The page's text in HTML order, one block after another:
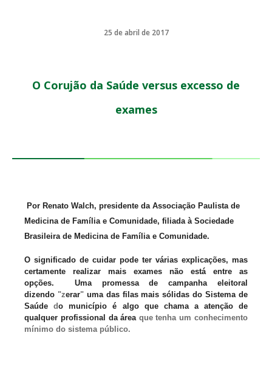
25 de abril de 2017
O Corujão da Saúde versus excesso de
exames
Por Renato Walch, presidente da Associação Paulista de
Medicina de Família e Comunidade, filiada à Sociedade
Brasileira de Medicina de Família e Comunidade.
O significado de cuidar pode ter várias explicações, mas
certamente realizar mais exames não está entre as
opções. Uma promessa de campanha eleitoral
dizendo "zerar" uma das filas mais sólidas do Sistema de
Saúdedo município é algo que chama a atenção de
qualquer profissional da área que tenha um conhecimento
mínimo do sistema público.